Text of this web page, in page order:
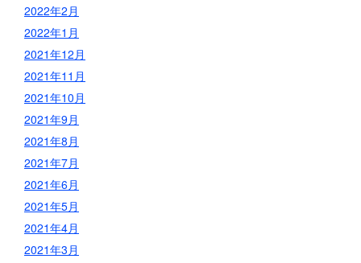
2022年2月
2022年1月
2021年12月
2021年11月
2021年10月
2021年9月
2021年8月
2021年7月
2021年6月
2021年5月
2021年4月
2021年3月